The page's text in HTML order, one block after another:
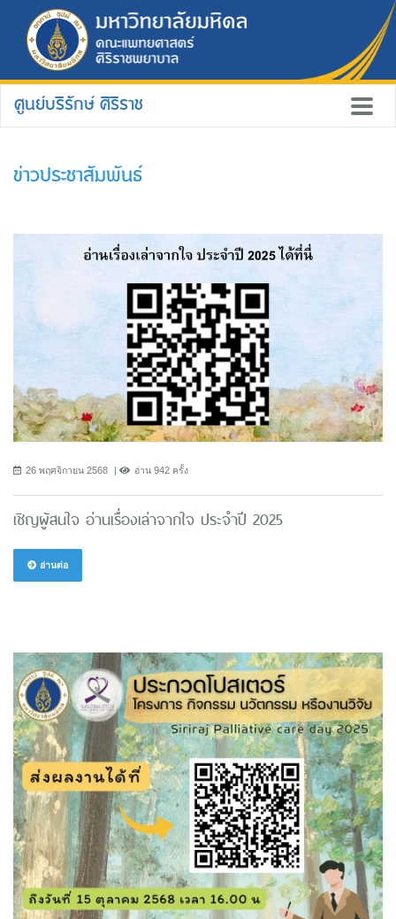
ศูนย์บริรักษ์ ศิริราช
ข่าวประชาสัมพันธ์
26 พฤศจิกายน 2568 อ่าน 942 ครั้ง
เชิญผู้สนใจ อ่านเรื่องเล่าจากใจ ประจำปี 2025
อ่านต่อ